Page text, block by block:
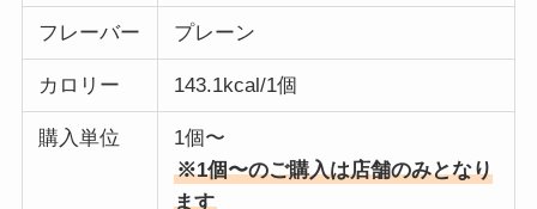
フレーバー プレーン
カロリー 143.1kcal/1個
購入単位
1個〜
※1個〜のご購入は店舗のみとなり
ます